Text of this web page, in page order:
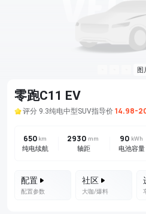
图
零跑C11 EV
评分 9.3纯电中型SUV指导价 14.98-
650 km
纯电续航
2930 mm
轴距
90 kWh
电池容量
配置
配置参数
社区
大咖/爆料